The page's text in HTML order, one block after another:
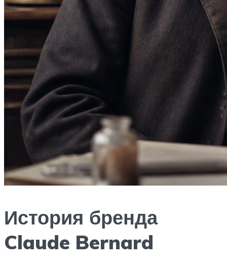
История бренда
Claude Bernard